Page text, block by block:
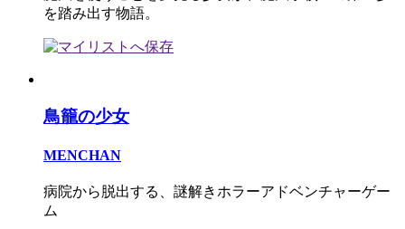
を踏み出す物語。
鳥籠の少女
MENCHAN
病院から脱出する、謎解きホラーアドベンチャーゲー
ム